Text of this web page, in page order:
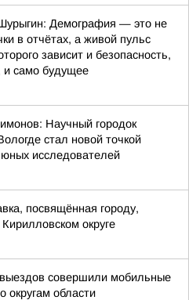
Демография — это не
в отчётах, а живой пульс
зависит и безопасность,
и само будущее
Научный городок
стал новой точкой
исследователей
посвящённая городу,
округе
совершили мобильные
округам области